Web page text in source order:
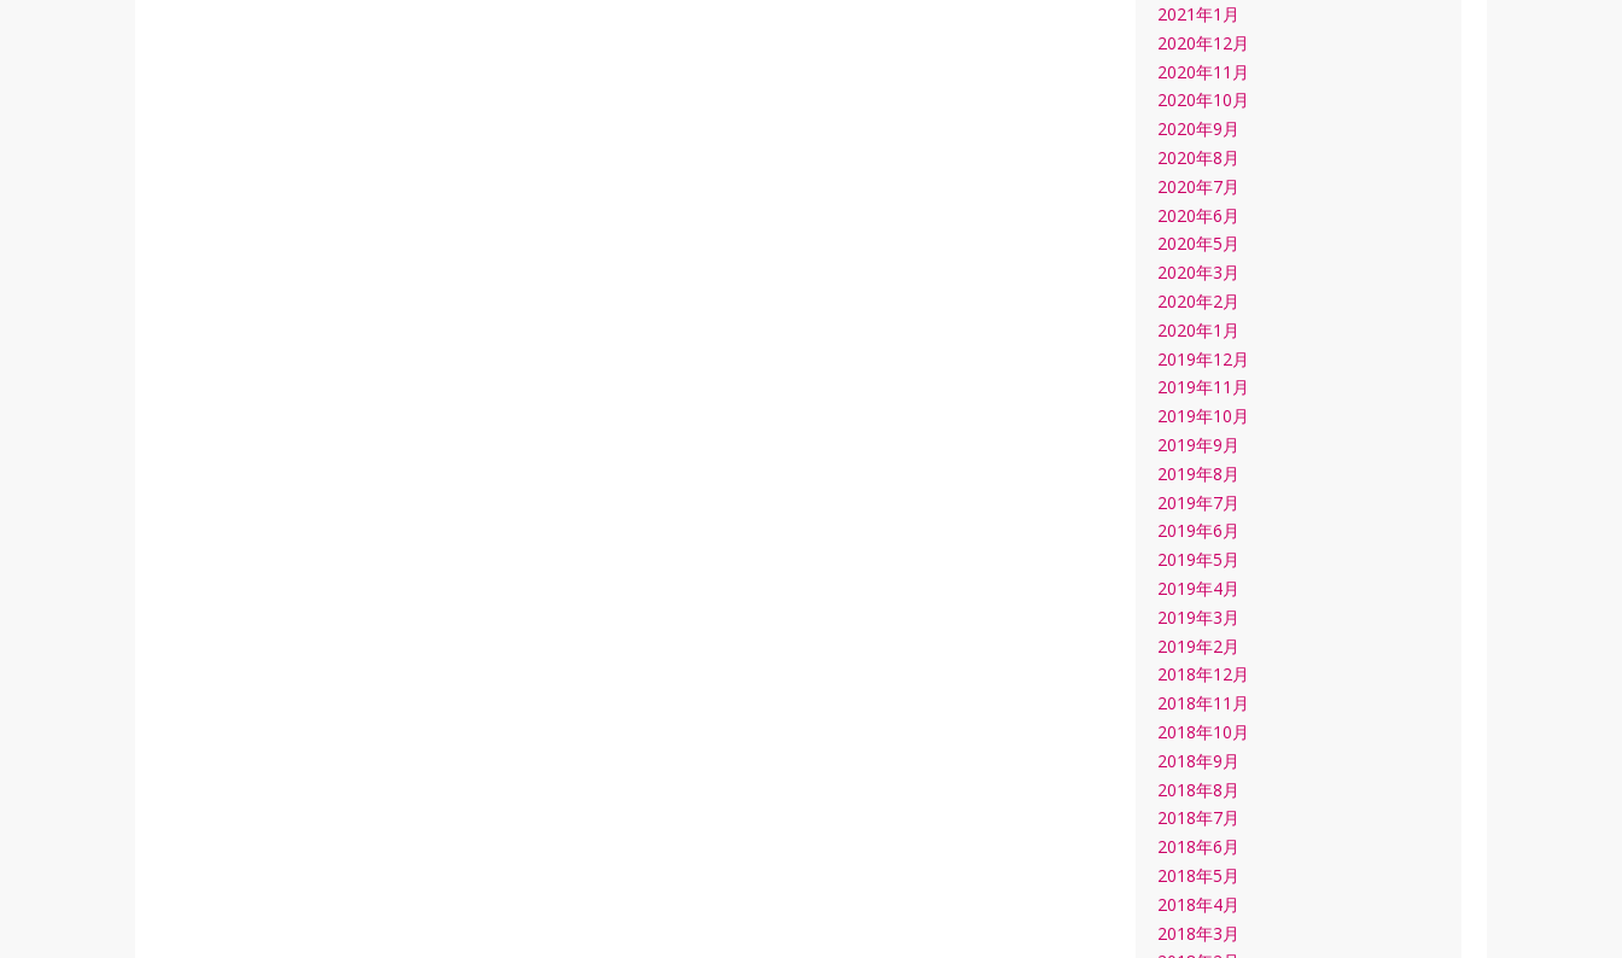
2021年1月
2020年12月
2020年11月
2020年10月
2020年9月
2020年8月
2020年7月
2020年6月
2020年5月
2020年3月
2020年2月
2020年1月
2019年12月
2019年11月
2019年10月
2019年9月
2019年8月
2019年7月
2019年6月
2019年5月
2019年4月
2019年3月
2019年2月
2018年12月
2018年11月
2018年10月
2018年9月
2018年8月
2018年7月
2018年6月
2018年5月
2018年4月
2018年3月